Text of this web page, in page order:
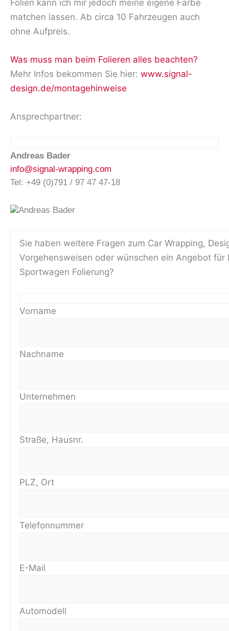
Folien kann ich mir jedoch meine eigene Farbe
matchen lassen. Ab circa 10 Fahrzeugen auch
ohne Aufpreis.
Was muss man beim Folieren alles beachten?
Mehr Infos bekommen Sie hier: www.signal-
design.de/montagehinweise
Ansprechpartner:
Andreas Bader
info@signal-wrapping.com
Tel: +49 (0)791 / 97 47 47-18
Sie haben weitere Fragen zum Car Wrapping,
Vorgehensweisen oder wünschen ein Angebot für
Sportwagen Folierung?
Vorname
Nachname
Unternehmen
Straße, Hausnr.
PLZ, Ort
Telefonnummer
E-Mail
Automodell